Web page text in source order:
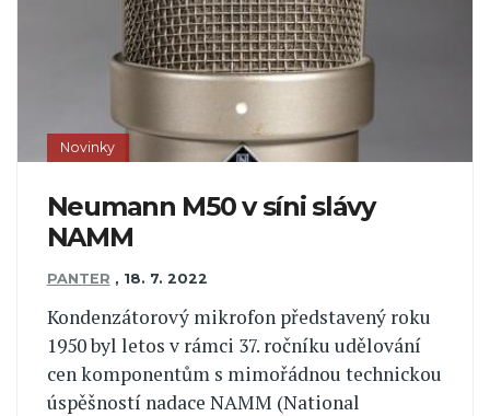
Novinky
Neumann M50 v síni slávy
NAMM
PANTER , 18. 7. 2022
Kondenzátorový mikrofon představený roku
1950 byl letos v rámci 37. ročníku udělování
cen komponentům s mimořádnou technickou
úspěšností nadace NAMM (National